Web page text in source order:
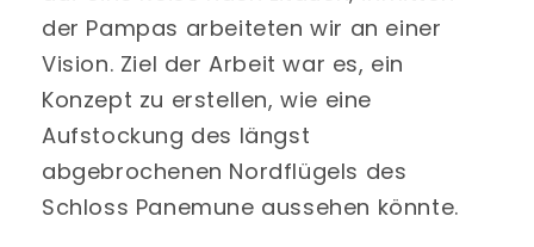
der Pampas arbeiteten wir an einer
Vision. Ziel der Arbeit war es, ein
Konzept zu erstellen, wie eine
Aufstockung des längst
abgebrochenen Nordflügels des
Schloss Panemune aussehen könnte.